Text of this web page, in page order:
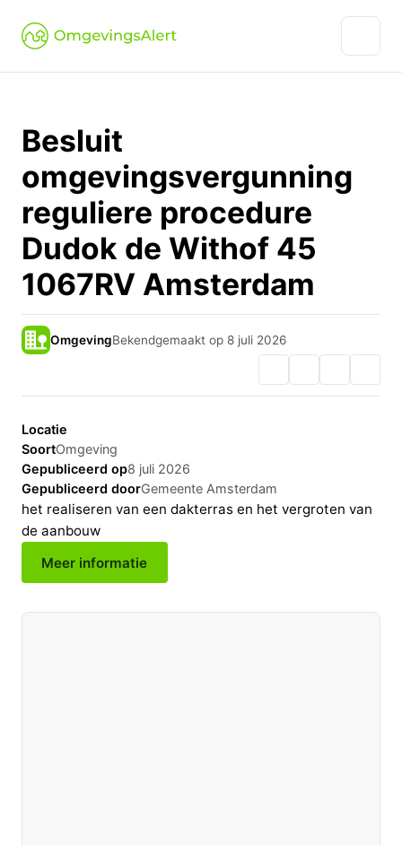
Besluit
omgevingsvergunning
reguliere procedure
Dudok de Withof 45
1067RV Amsterdam
OmgevingBekendgemaakt op 8 juli 2026
Locatie
SoortOmgeving
Gepubliceerd op8 juli 2026
Gepubliceerd doorGemeente Amsterdam
het realiseren van een dakterras en het vergroten van
de aanbouw
Meer informatie